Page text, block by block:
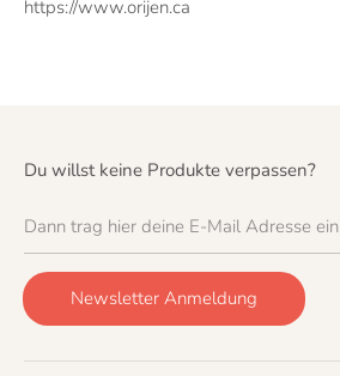
https://www.orijen.ca
Du willst keine Produkte verpassen?
Dann trag hier deine E-Mail Adresse ein
Newsletter Anmeldung